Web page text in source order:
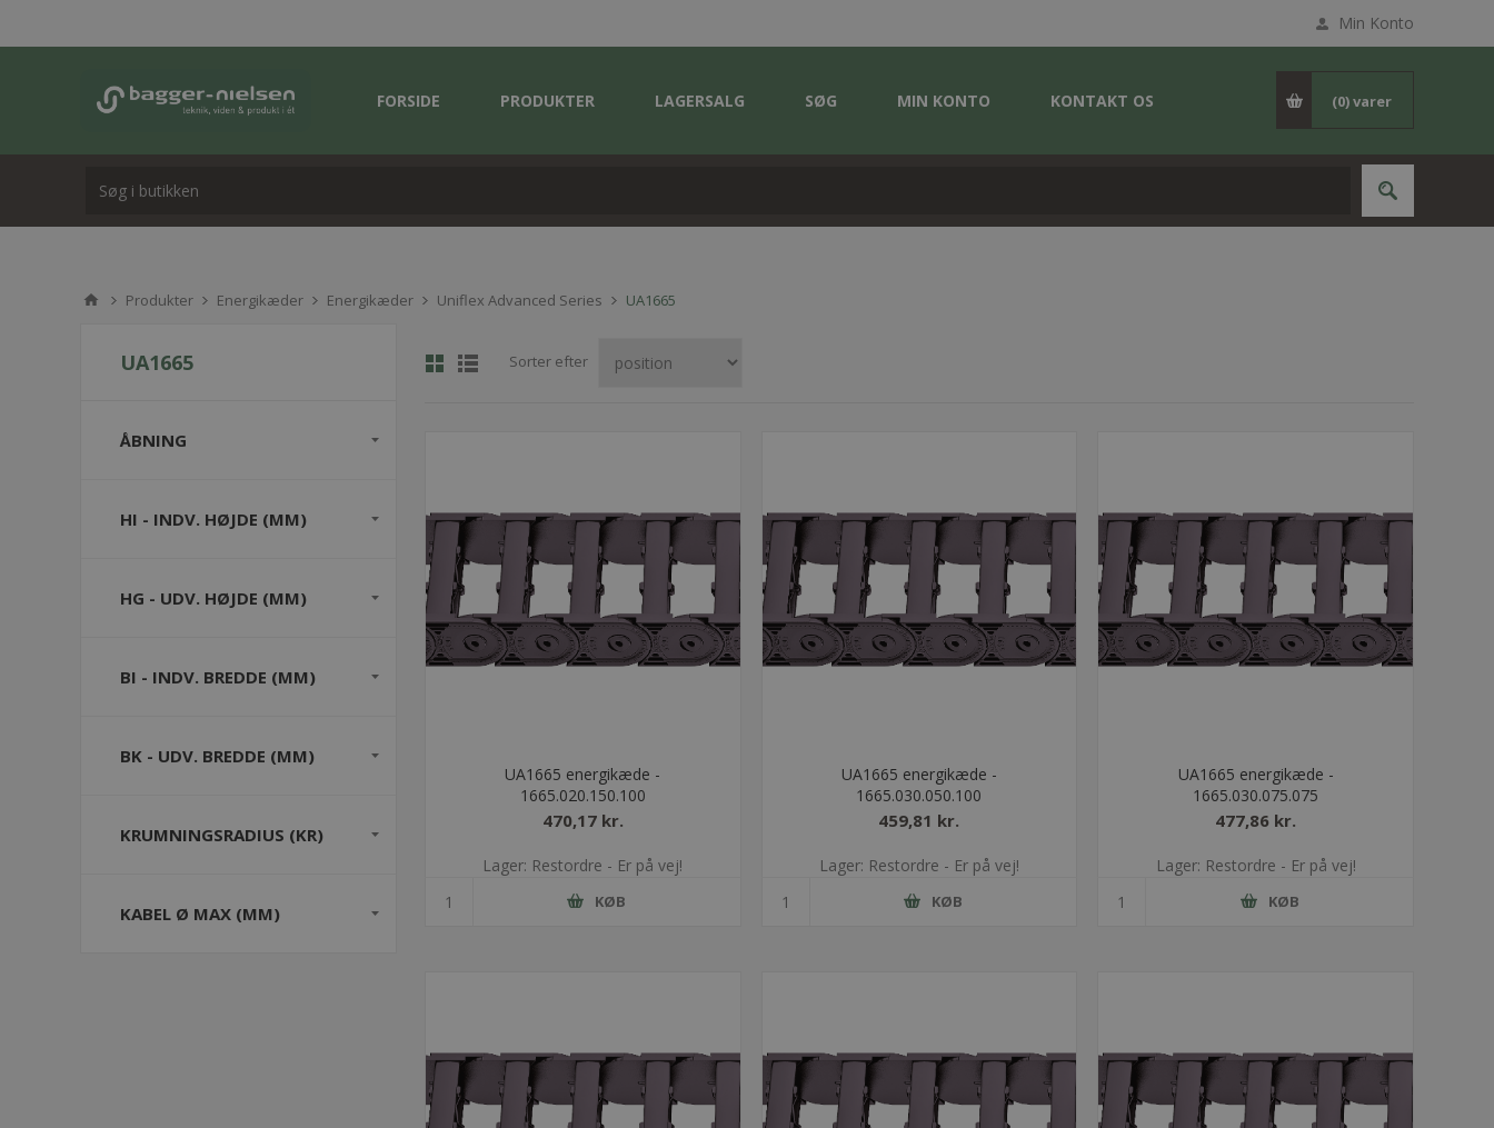
Min Konto
FORSIDE PRODUKTER LAGERSALG SØG MIN KONTO KONTAKT OS (0)varer
Produkter Energikæder Energikæder Uniflex Advanced Series UA1665
Sorter efter
UA1665 energikæde -
1665.020.150.100
470,17 kr.
Lager: Restordre - Er på vej!
KØB
UA1665 energikæde -
1665.030.050.100
459,81 kr.
Lager: Restordre - Er på vej!
KØB
UA1665 energikæde -
1665.030.075.075
477,86 kr.
Lager: Restordre - Er på vej!
KØB
UA1665
ÅBNING
HI - INDV. HØJDE (MM)
HG - UDV. HØJDE (MM)
BI - INDV. BREDDE (MM)
BK - UDV. BREDDE (MM)
KRUMNINGSRADIUS (KR)
KABEL Ø MAX (MM)